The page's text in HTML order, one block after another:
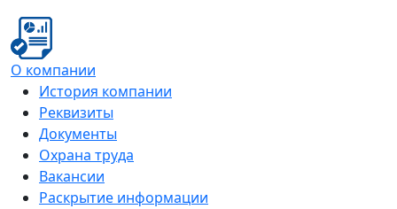
О компании
История компании
Реквизиты
Документы
Охрана труда
Вакансии
Раскрытие информации